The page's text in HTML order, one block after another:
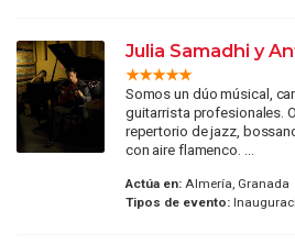
Julia Samadhi y
Somos un dúo músical,
guitarrista profesionales.
repertorio de jazz,
con aire flamenco. ...
Actúa en:Almería, Granada
Tipos de evento: